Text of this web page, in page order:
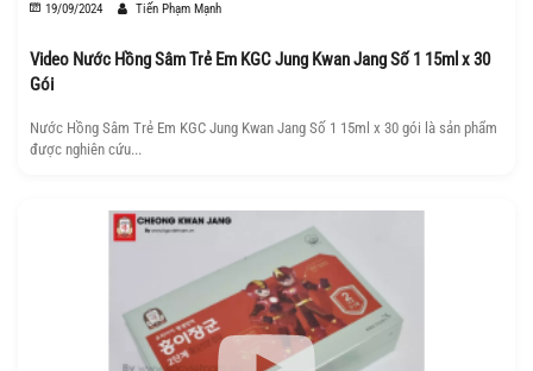
19/09/2024 Tiến Phạm Mạnh
Video Nước Hồng Sâm Trẻ Em KGC Jung Kwan Jang Số 1 15ml x 30
Gói
Nước Hồng Sâm Trẻ Em KGC Jung Kwan Jang Số 1 15ml x 30 gói là sản phẩm
được nghiên cứu...